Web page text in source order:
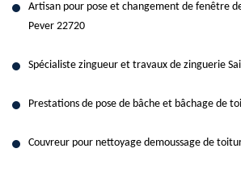
Artisan pour pose et changement de fenêtre
Pever 22720
Spécialiste zingueur et travaux de zinguerie
Prestations de pose de bâche et bâchage de
Couvreur pour nettoyage demoussage de